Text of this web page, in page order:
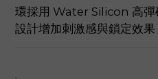
環採用 Water Silicon 高彈
設計增加刺激感與鎖定效果